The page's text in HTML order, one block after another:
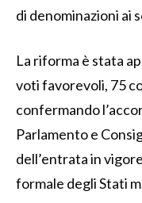
di denominazioni ai
La riforma è stata
voti favorevoli, 75
confermando
Parlamento e
dell’entrata in
formale degli Stati